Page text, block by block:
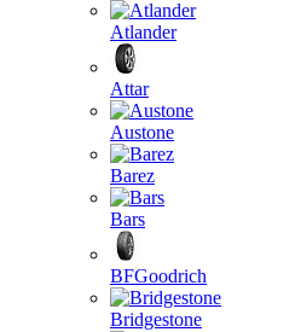
Atlander
Attar
Austone
Barez
Bars
BFGoodrich
Bridgestone